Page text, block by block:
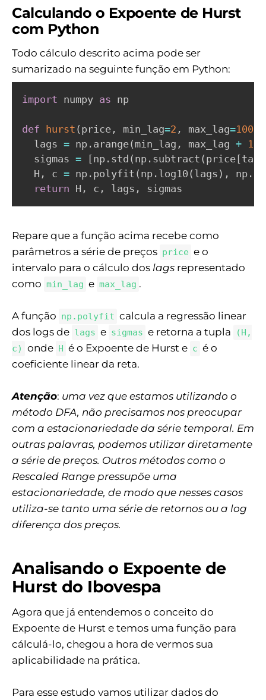
Calculando o Expoente de Hurst
com Python
Todo cálculo descrito acima pode ser
sumarizado na seguinte função em Python:
import numpy as np
def hurst ( price , min_lag=2 , max_lag=100
  lags
= np . arange( min_lag , max_lag + 1
  sigmas
= [np . std ( np . subtract ( price [tau
  H
, c = np . polyfit ( np . log10 ( lags ) , np .
return H , c , lags , sigmas
Repare que a função acima recebe como
parâmetros a série de preços price e o
intervalo para o cálculo dos lags representado
como min_lag e max_lag .
A função np.polyfit calcula a regressão linear
dos logs de lags e sigmas e retorna a tupla
(H,
c)
onde H é o Expoente de Hurst e c é o
coeficiente linear da reta.
Atenção: uma vez que estamos utilizando o
método DFA, não precisamos nos preocupar
com a estacionariedade da série temporal. Em
outras palavras, podemos utilizar diretamente
a série de preços. Outros métodos como o
Rescaled Range pressupõe uma
estacionariedade, de modo que nesses casos
utiliza-se tanto uma série de retornos ou a log
diferença dos preços.
Analisando o Expoente de
Hurst do Ibovespa
Agora que já entendemos o conceito do
Expoente de Hurst e temos uma função para
cálculá-lo, chegou a hora de vermos sua
aplicabilidade na prática.
Para esse estudo vamos utilizar dados do